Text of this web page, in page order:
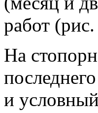
работ
На
и